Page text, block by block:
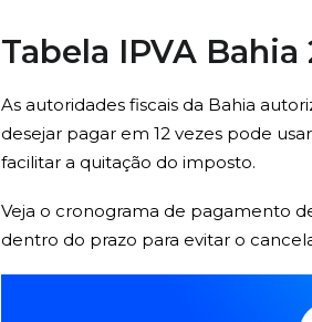
Tabela IPVA Bahia
As autoridades fiscais da Bahia
desejar pagar em 12 vezes pode
facilitar a quitação do imposto.
Veja o cronograma de pagamento
dentro do prazo para evitar o